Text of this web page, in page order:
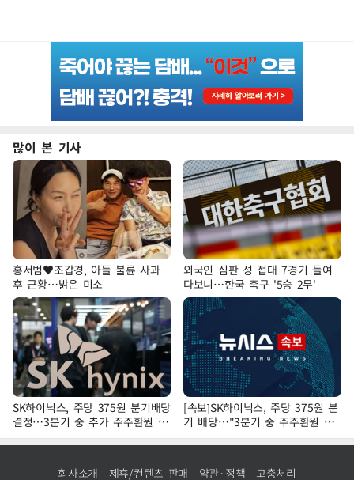
많이 본 기사
홍서범♥조갑경, 아들 불륜 사과
후 근황…밝은 미소
외국인 심판 성 접대 7경기 들여
다보니…한국 축구 '5승 2무'
SK하이닉스, 주당 375원 분기배당
결정…3분기 중 추가 주주환원 발
표
[속보]SK하이닉스, 주당 375원 분
기 배당…"3분기 중 주주환원 방
안 확정"
회사소개 제휴/컨텐츠 판매 약관·정책 고충처리